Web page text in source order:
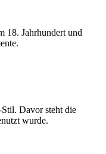
18. Jahrhundert und
Davor steht die
wurde.